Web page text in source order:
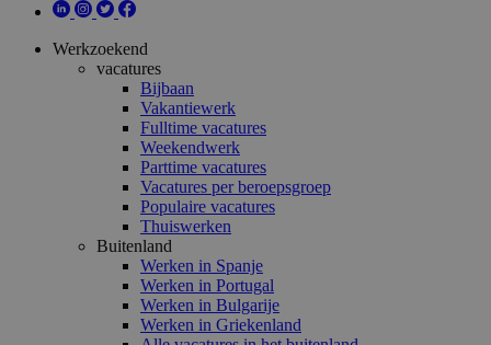
Werkzoekend
vacatures
Bijbaan
Vakantiewerk
Fulltime vacatures
Weekendwerk
Parttime vacatures
Vacatures per beroepsgroep
Populaire vacatures
Thuiswerken
Buitenland
Werken in Spanje
Werken in Portugal
Werken in Bulgarije
Werken in Griekenland